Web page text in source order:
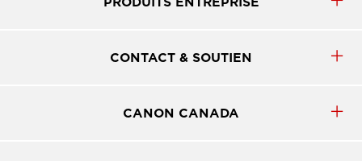
CONTACT & SOUTIEN
CANON CANADA